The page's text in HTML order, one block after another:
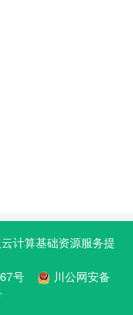
计算基础资源服务提
号
川公网安备